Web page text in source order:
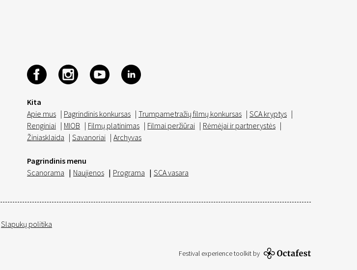
Kita
Apie mus | Pagrindinis konkursas | Trumpametražių filmų konkursas | SCA kryptys |
Renginiai | MIOB | Filmų platinimas | Filmai peržiūrai | Rėmėjai ir partnerystės |
Žiniasklaida | Savanoriai | Archyvas
Pagrindinis menu
Scanorama | Naujienos | Programa | SCA vasara
Slapukų politika
Festival experience toolkit by